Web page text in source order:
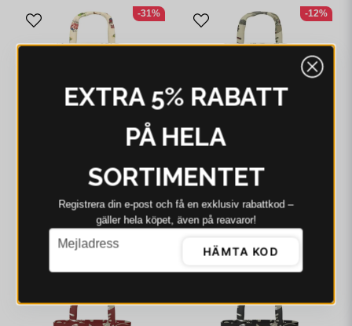
Arvidssons Emil I
Katthult beige kasse
195 kr
-31%
ARVIDSSONS
Arvidssons Leksand
(culla) grön kasse
-12%
EXTRA 5% RABATT
PÅ HELA
SORTIMENTET
Registrera din e‑post och få en exklusiv rabattkod –
gäller hela köpet, även på reavaror!
email
Mejladress
HÄMTA KOD